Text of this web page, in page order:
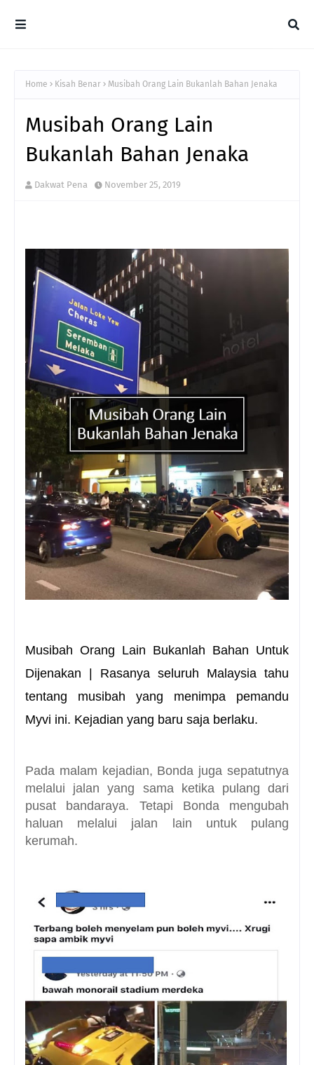
Home Kisah Benar Musibah Orang Lain Bukanlah Bahan Jenaka
Musibah Orang Lain
Bukanlah Bahan Jenaka
Dakwat Pena November 25, 2019
Musibah Orang Lain Bukanlah Bahan Untuk
Dijenakan | Rasanya seluruh Malaysia tahu
tentang musibah yang menimpa pemandu
Myvi ini. Kejadian yang baru saja berlaku.
Pada malam kejadian, Bonda juga sepatutnya
melalui jalan yang sama ketika pulang dari
pusat bandaraya. Tetapi Bonda mengubah
haluan melalui jalan lain untuk pulang
kerumah.